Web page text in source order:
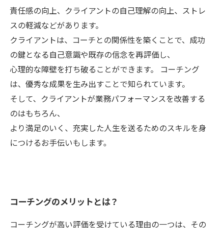
責任感の向上、クライアントの自己理解の向上、ストレ
スの軽減などがあります。
クライアントは、コーチとの関係性を築くことで、成功
の鍵となる自己意識や既存の信念を再評価し、
心理的な障壁を打ち破ることができます。 コーチング
は、優秀な成果を生み出すことで知られています。
そして、クライアントが業務パフォーマンスを改善する
のはもちろん、
より満足のいく、充実した人生を送るためのスキルを身
につけるお手伝いもします。
コーチングのメリットとは？
コーチングが高い評価を受けている理由の一つは、その